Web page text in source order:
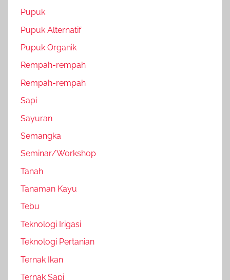
Pupuk
Pupuk Alternatif
Pupuk Organik
Rempah-rempah
Rempah-rempah
Sapi
Sayuran
Semangka
Seminar/Workshop
Tanah
Tanaman Kayu
Tebu
Teknologi Irigasi
Teknologi Pertanian
Ternak Ikan
Ternak Sapi